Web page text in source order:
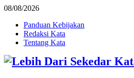
08/08/2026
Panduan Kebijakan
Redaksi Kata
Tentang Kata
Facebook
Twitter
Instagram
Pinterest
Youtube